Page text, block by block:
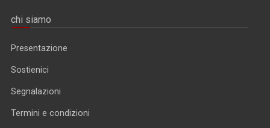
chi siamo
Presentazione
Sostienici
Segnalazioni
Termini e condizioni